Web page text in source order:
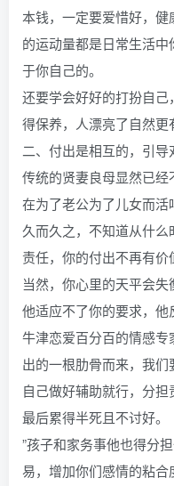
本钱，一定要爱惜好，
的运动量都是日常生活
于你自己的。
还要学会好好的打扮自
得保养，人漂亮了自然更
二、付出是相互的，引导
传统的贤妻良母显然已
在为了老公为了儿女而活
久而久之，不知道从什
责任，你的付出不再有
当然，你心里的天平会
他适应不了你的要求，他
牛津恋爱百分百的情感专
出的一根肋骨而来，我们
自己做好辅助就行，分担
最后累得半死且不讨好。
”孩子和家务事他也得分
易，增加你们感情的粘合